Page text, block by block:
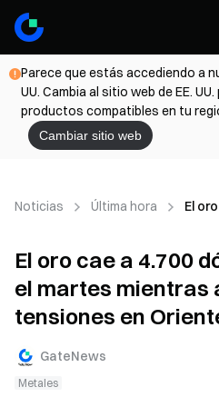
Parece que estás accediendo a
UU. Cambia al sitio web de EE.
productos compatibles en tu
Cambiar sitio web
Noticias Última hora El
El oro cae a 4.700
el martes mientras
tensiones en
GateNews
Metales